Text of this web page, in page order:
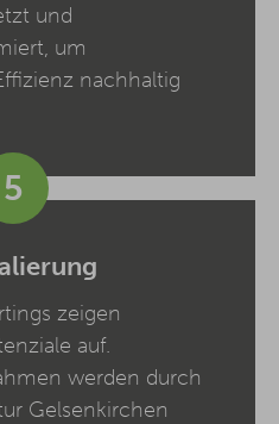
und
um
nachhaltig
5
zeigen
auf.
werden durch
Gelsenkirchen